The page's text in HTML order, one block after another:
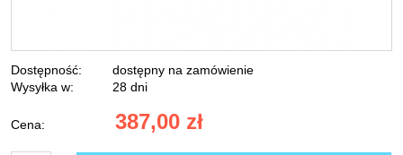
Dostępność:
dostępny na zamówienie
Wysyłka w:
28 dni
Cena: 387,00 zł